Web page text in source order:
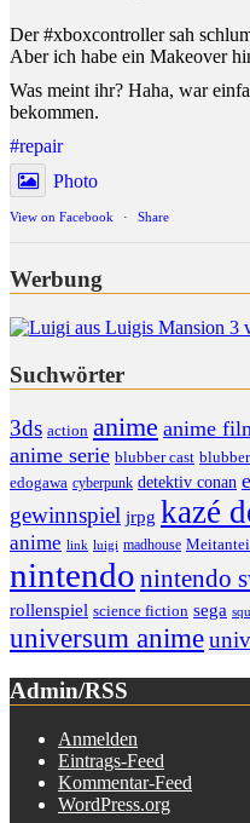
Der #xboxcontroller sah
Aber ich habe ein Makeover
Was meint ihr? Haha, war
bekommen.
#repair
Photo
View on Facebook · Share
Werbung
Suchwörter
3ds action anime anime
anime serie blubber cast
edogawa cyberpunk detektiv conan
gewinnspiel jrpg kazé
anime link luigi madhouse
nintendo nintendo
rollenspiel science fiction sega
universum anime
Admin/RSS
Anmelden
Eintrags-Feed
Kommentar-Feed
WordPress.org